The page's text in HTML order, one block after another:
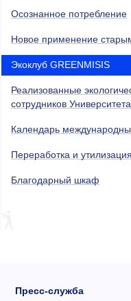
Осознанное потребление
Новое применение
Экоклуб GREENMISIS
Реализованные
сотрудников
Календарь
Переработка и утилизация
Благодарный шкаф
Пресс-служба